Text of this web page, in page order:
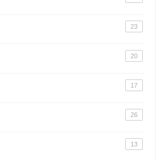
23
20
17
26
13